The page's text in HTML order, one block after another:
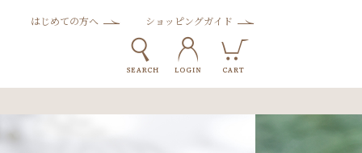
はじめての方へ ショッピングガイド